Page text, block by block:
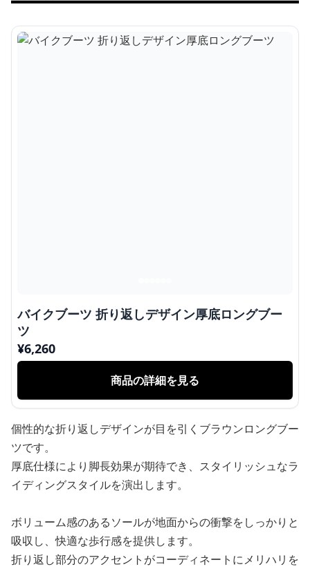
バイクブーツ 折り返しデザイン厚底ロングブー
ツ
¥6,260
商品の詳細を見る
個性的な折り返しデザインが目を引くブラウンロングブー
ツです。
厚底仕様により脚長効果が期待でき、スタイリッシュなラ
イディングスタイルを演出します。
ボリューム感のあるソールが地面からの衝撃をしっかりと
吸収し、快適な歩行感を提供します。
折り返し部分のアクセントがコーディネートにメリハリを